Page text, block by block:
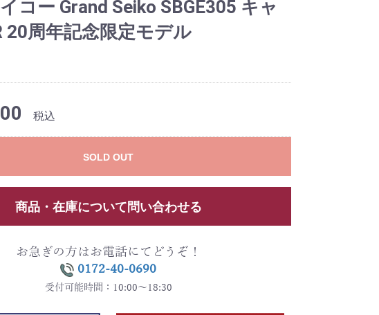
コー Grand Seiko SBGE305 キャ
20周年記念限定モデル
税込
SOLD OUT
商品・在庫について問い合わせる
お急ぎの方はお電話にてどうぞ！
0172-40-0690
受付可能時間：10:00～18:30